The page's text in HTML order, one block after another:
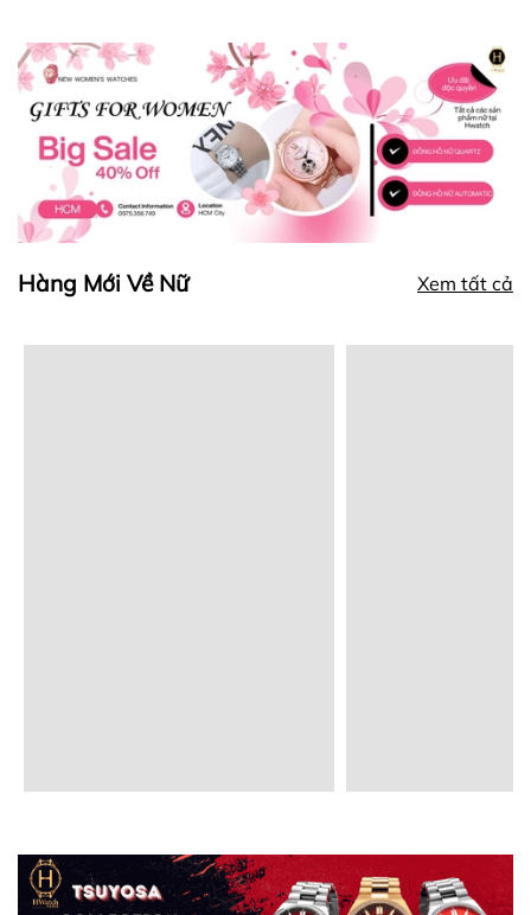
Hàng Mới Về Nữ Xem tất cả